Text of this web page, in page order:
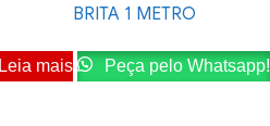
BRITA 1 METRO
Leia mais Peça pelo Whatsapp!